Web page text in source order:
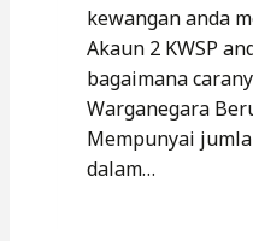
kewangan anda
Akaun 2 KWSP
bagaimana
Warganegara
Mempunyai
dalam…